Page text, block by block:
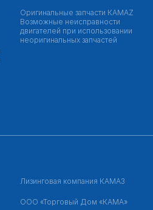
Оригинальные запчасти КAMAZ
Возможные неисправности
двигателей при использовании
неоригинальных запчастей
Лизинговая компания КАМАЗ
ООО «Торговый Дом «КАМА»